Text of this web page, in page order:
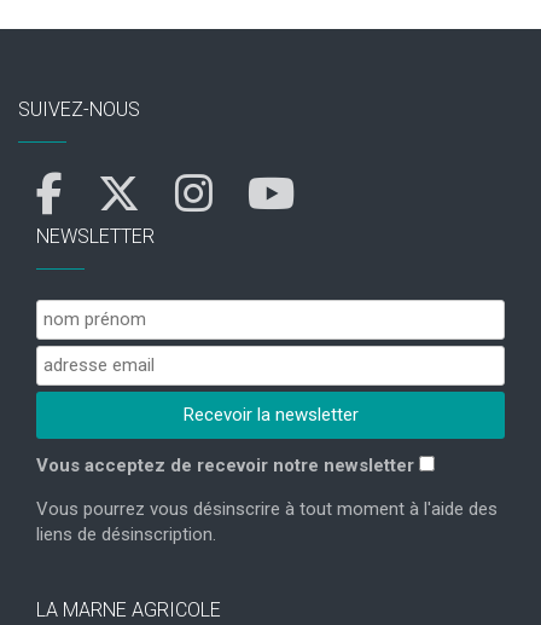
SUIVEZ-NOUS
NEWSLETTER
Vous acceptez de recevoir notre newsletter
Vous pourrez vous désinscrire à tout moment à l'aide des
liens de désinscription.
LA MARNE AGRICOLE